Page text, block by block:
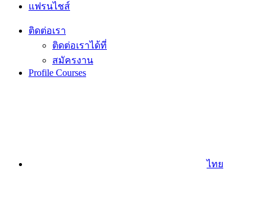
แฟรนไชส์
ติดต่อเรา
ติดต่อเราได้ที่
สมัครงาน
Profile Courses
ไทย